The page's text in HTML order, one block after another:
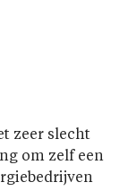
zeer slecht
om zelf een